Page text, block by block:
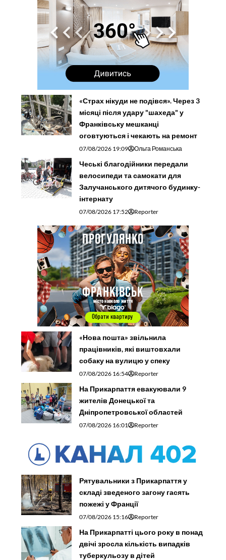
«Страх нікуди не подівся». Через 3
місяці після удару "шахеда" у
Франківську мешканці
оговтуються і чекають на ремонт
07/08/2026 19:09 Ольга Романська
Чеські благодійники передали
велосипеди та самокати для
Залучанського дитячого будинку-
інтернату
07/08/2026 17:52 Reporter
«Нова пошта» звільнила
працівників, які виштовхали
собаку на вулицю у спеку
07/08/2026 16:54 Reporter
На Прикарпаття евакуювали 9
жителів Донецької та
Дніпропетровської областей
07/08/2026 16:01 Reporter
Рятувальники з Прикарпаття у
складі зведеного загону гасять
пожежі у Франції
07/08/2026 15:16 Reporter
На Прикарпатті цього року в понад
двічі зросла кількість випадків
туберкульозу в дітей